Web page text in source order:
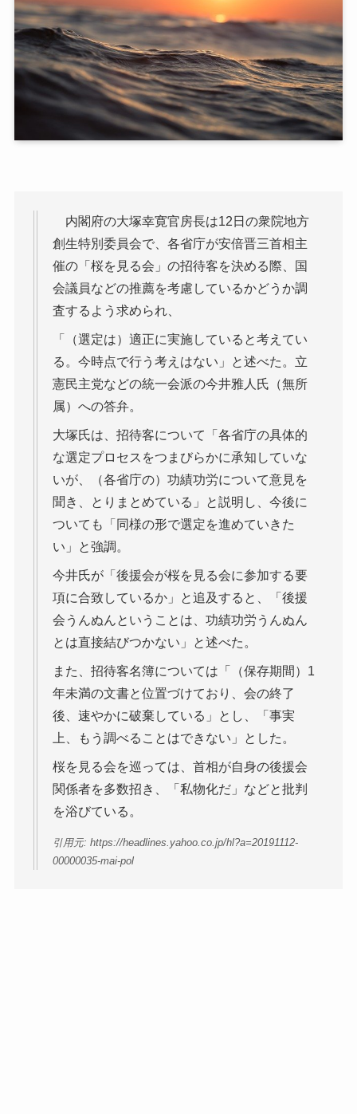
内閣府の大塚幸寛官房長は12日の衆院地方
創生特別委員会で、各省庁が安倍晋三首相主
催の「桜を見る会」の招待客を決める際、国
会議員などの推薦を考慮しているかどうか調
査するよう求められ、
「（選定は）適正に実施していると考えてい
る。今時点で行う考えはない」と述べた。立
憲民主党などの統一会派の今井雅人氏（無所
属）への答弁。
大塚氏は、招待客について「各省庁の具体的
な選定プロセスをつまびらかに承知していな
いが、（各省庁の）功績功労について意見を
聞き、とりまとめている」と説明し、今後に
ついても「同様の形で選定を進めていきた
い」と強調。
今井氏が「後援会が桜を見る会に参加する要
項に合致しているか」と追及すると、「後援
会うんぬんということは、功績功労うんぬん
とは直接結びつかない」と述べた。
また、招待客名簿については「（保存期間）1
年未満の文書と位置づけており、会の終了
後、速やかに破棄している」とし、「事実
上、もう調べることはできない」とした。
桜を見る会を巡っては、首相が自身の後援会
関係者を多数招き、「私物化だ」などと批判
を浴びている。
引用元: https://headlines.yahoo.co.jp/hl?a=20191112-
00000035-mai-pol